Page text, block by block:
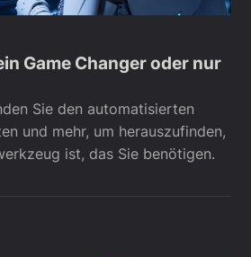
Game Changer oder nur
Sie den automatisierten
und mehr, um herauszufinden,
ist, das Sie benötigen.